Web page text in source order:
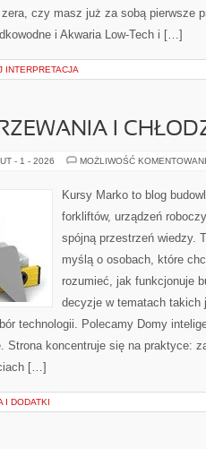
czy masz już za sobą pierwsze
i Akwaria Low-Tech i […]
INTERPRETACJA
I
- 1 - 2026 MOŻLIWOŚĆ
Kursy Marko to blog
forkliftów, urządzeń
spójną przestrzeń wiedzy.
myślą o osobach, które
rozumieć, jak funkcjonuje
decyzje w tematach
technologii. Polecamy Domy
Strona koncentruje się na praktyce:
[…]
I DODATKI